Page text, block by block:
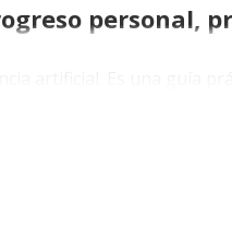
personal,
donde antes
pero pocas saben